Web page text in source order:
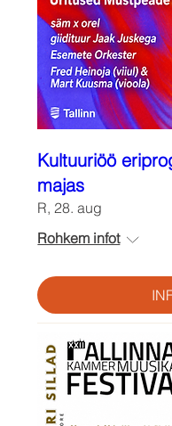
Kultuuriöö
majas
R, 28. aug
Rohkem infot